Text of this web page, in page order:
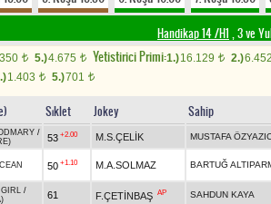
Handikap 14 /H1 , 3 ve
t 5.)4.675 t Yetistirici Primi:1.)16.129 t 2.)6.452
1.403 t 5.)701 t
Sıklet Jokey Sahip
/
53 +2.00 M.S.ÇELİK MUSTAFA
50 +1.10 M.A.SOLMAZ BARTUĞ
/
61 F.ÇETİNBAŞ AP SAHDUN KAYA